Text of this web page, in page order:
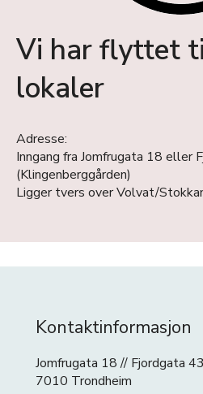
Vi har flyttet
lokaler
Adresse:
Inngang fra Jomfrugata 18 eller
(Klingenberggården)
Ligger tvers over Volvat/
Kontaktinformasjon
Jomfrugata 18 // Fjordgata 43
7010 Trondheim